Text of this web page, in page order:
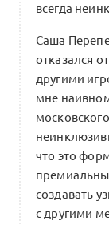
всегда
Саша
отказался
другими
мне
что это
создавать
с другими